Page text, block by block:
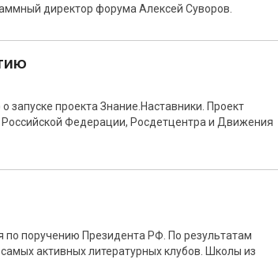
директор форума Алексей Суворов.
запуске проекта Знание.Наставники. Проект
Федерации, Росдетцентра и Движения
по поручению Президента РФ. По результатам
активных литературных клубов. Школы из